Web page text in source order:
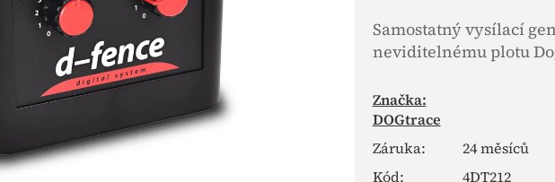
Samostatný vysílací
neviditelnému plotu
Značka:
DOGtrace
Záruka:
24 měsíců
Kód:
4DT212